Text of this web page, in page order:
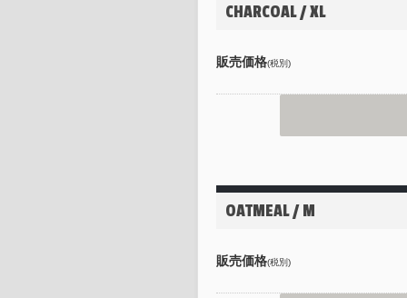
CHARCOAL / XL
販売価格(税別)
OATMEAL / M
販売価格(税別)